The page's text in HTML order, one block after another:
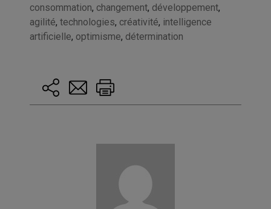
consommation, changement, développement,
agilité, technologies, créativité, intelligence
artificielle, optimisme, détermination